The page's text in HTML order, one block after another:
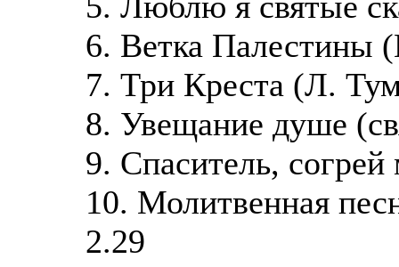
6. Ветка
7. Три Креста (Л.
8. Увещание душе
9. Спаситель,
10. Молитвенная
2.29